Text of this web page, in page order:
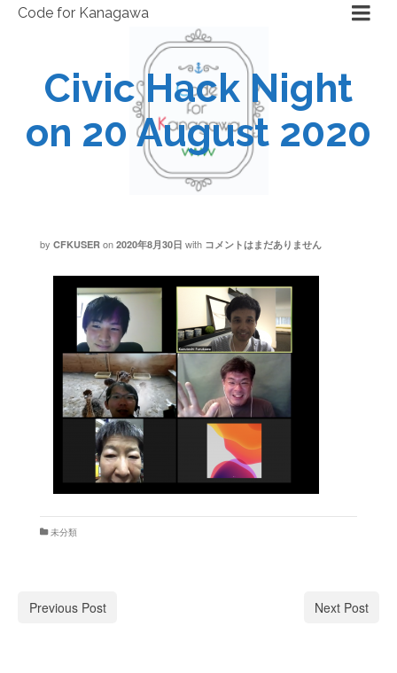
Code for Kanagawa
Civic Hack Night
on 20 August 2020
by CFKUSER on 2020年8月30日 with コメントはまだありません
未分類
Previous Post Next Post